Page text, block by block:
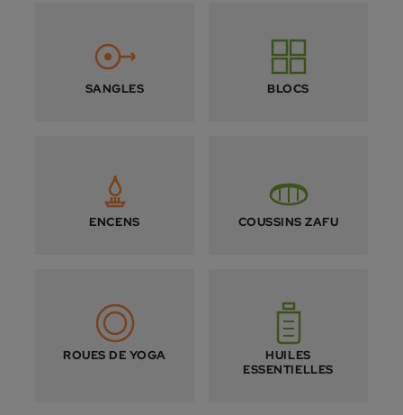
SANGLES BLOCS
ENCENS COUSSINS ZAFU
ROUES DE YOGA
HUILES
ESSENTIELLES